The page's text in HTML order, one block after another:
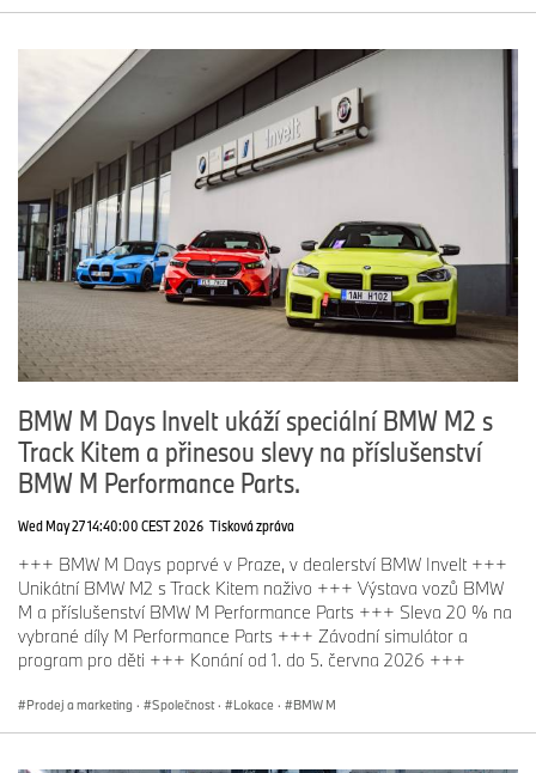
BMW M Days Invelt ukáží speciální BMW M2 s
Track Kitem a přinesou slevy na příslušenství
BMW M Performance Parts.
Wed May 27 14:40:00 CEST 2026 Tisková zpráva
+++ BMW M Days poprvé v Praze, v dealerství BMW Invelt +++
Unikátní BMW M2 s Track Kitem naživo +++ Výstava vozů BMW
M a příslušenství BMW M Performance Parts +++ Sleva 20 % na
vybrané díly M Performance Parts +++ Závodní simulátor a
program pro děti +++ Konání od 1. do 5. června 2026 +++
Prodej a marketing · Společnost · Lokace · BMW M